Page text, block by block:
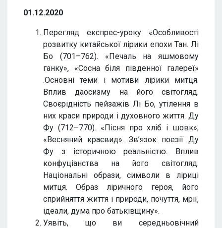
01.12.2020
Перегляд експрес-уроку «Особливості
розвитку китайської лірики епохи Тан. Лі
Бо (701–762). «Печаль на яшмовому
ганку», «Сосна біля південної галереї»
.Основні теми і мотиви лірики митця.
Вплив даосизму на його світогляд.
Своєрідність пейзажів Лі Бо, утілення в
них краси природи і духовного життя. Ду
Фу (712–770). «Пісня про хліб і шовк»,
«Весняний краєвид». Зв’язок поезії Ду
Фу з історичною реальністю. Вплив
конфуціанства на його світогляд.
Національні образи, символи в ліриці
митця. Образ ліричного героя, його
сприйняття життя і природи, почуття, мрії,
ідеали, дума про батьківщину».
Уявіть, що ви середньовічний